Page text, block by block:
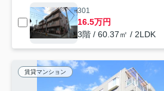
301
16.5万円
3階 / 60.37㎡ / 2LDK
賃貸マンション